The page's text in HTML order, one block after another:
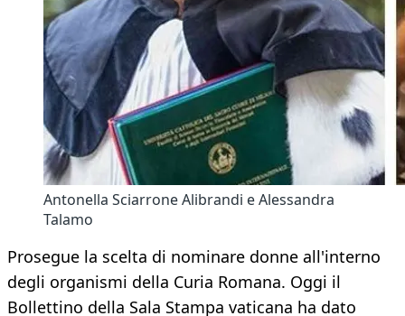
Antonella Sciarrone Alibrandi e Alessandra
Talamo
Prosegue la scelta di nominare donne all'interno
degli organismi della Curia Romana. Oggi il
Bollettino della Sala Stampa vaticana ha dato